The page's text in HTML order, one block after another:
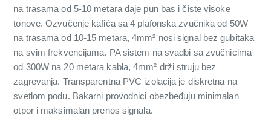
na trasama od 5-10 metara daje pun bas i čiste visoke
tonove. Ozvučenje kafića sa 4 plafonska zvučnika od 50W
na trasama od 10-15 metara, 4mm² nosi signal bez gubitaka
na svim frekvencijama. PA sistem na svadbi sa zvučnicima
od 300W na 20 metara kabla, 4mm² drži struju bez
zagrevanja. Transparentna PVC izolacija je diskretna na
svetlom podu. Bakarni provodnici obezbeđuju minimalan
otpor i maksimalan prenos signala.